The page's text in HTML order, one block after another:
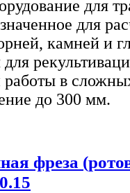
для
для
камней и
в
до 300 мм.
фреза